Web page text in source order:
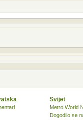
Svijet
Metro World
Dogodilo se